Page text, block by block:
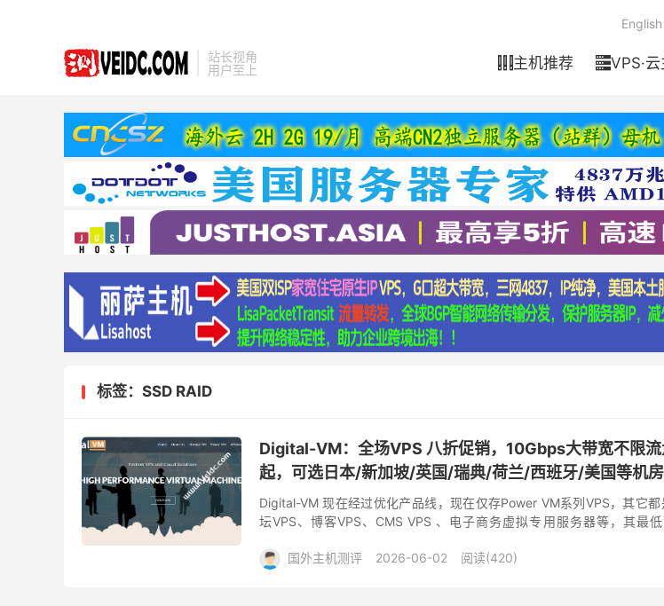
站长视角
用户至上
主机推荐 VPS·
English
标签：SSD RAID
Digital-VM：全场VPS 八折促销，10Gbps大带宽不限
起，可选日本/新加坡/英国/瑞典/荷兰/西班牙/美国等机房
Digital-VM 现在经过优化产品线，现在仅存Power VM系列VPS，其它
坛VPS、博客VPS、CMS VPS 、电子商务虚拟专用服务器等，其最
国外主机测评
2026-06-02 阅读(420)